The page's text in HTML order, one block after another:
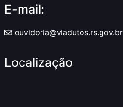
E-mail:
ouvidoria@viadutos.rs.gov.br
Localização